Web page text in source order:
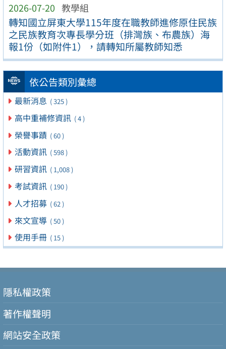
2026-07-20 教學組
轉知國立屏東大學115年度在職教師進修原住民族
之民族教育次專長學分班（排灣族、布農族）海
報1份（如附件1），請轉知所屬教師知悉
依公告類別彙總
最新消息 ( 325 )
高中重補修資訊 ( 4 )
榮譽事蹟 ( 60 )
活動資訊 ( 598 )
研習資訊 ( 1,008 )
考試資訊 ( 190 )
人才招募 ( 62 )
來文宣導 ( 50 )
使用手冊 ( 15 )
隱私權政策
著作權聲明
網站安全政策